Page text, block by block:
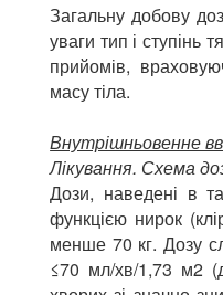
Загальну добову
уваги тип і ступінь
прийомів,
масу тіла.
Внутрішньовенне
Лікування. Схема
Дози, наведені в
функцією нирок
менше 70 кг. Дозу
≤70 мл/хв/1,73 м2